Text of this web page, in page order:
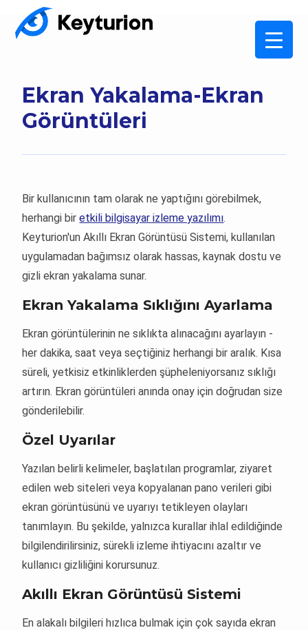
Ekran Yakalama-Ekran
Görüntüleri
Bir kullanıcının tam olarak ne yaptığını görebilmek,
herhangi biretkili bilgisayar izleme yazılımı.
Keyturion'un Akıllı Ekran Görüntüsü Sistemi, kullanılan
uygulamadan bağımsız olarak hassas, kaynak dostu ve
gizli ekran yakalama sunar.
Ekran Yakalama Sıklığını Ayarlama
Ekran görüntülerinin ne sıklıkta alınacağını ayarlayın -
her dakika, saat veya seçtiğiniz herhangi bir aralık. Kısa
süreli, yetkisiz etkinliklerden şüpheleniyorsanız sıklığı
artırın. Ekran görüntüleri anında onay için doğrudan size
gönderilebilir.
Özel Uyarılar
Yazılan belirli kelimeler, başlatılan programlar, ziyaret
edilen web siteleri veya kopyalanan pano verileri gibi
ekran görüntüsünü ve uyarıyı tetikleyen olayları
tanımlayın. Bu şekilde, yalnızca kurallar ihlal edildiğinde
bilgilendirilirsiniz, sürekli izleme ihtiyacını azaltır ve
kullanıcı gizliliğini korursunuz.
Akıllı Ekran Görüntüsü Sistemi
En alakalı bilgileri hızlıca bulmak için çok sayıda ekran